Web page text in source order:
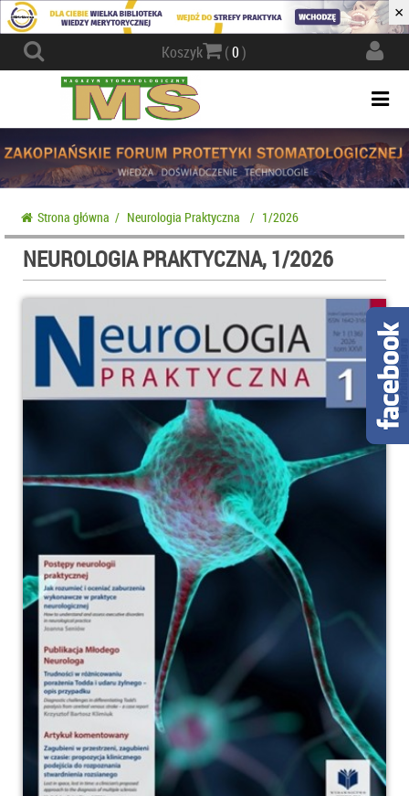
×
Koszyk (0)
Strona główna / Neurologia Praktyczna / 1/2026
NEUROLOGIA PRAKTYCZNA, 1/2026